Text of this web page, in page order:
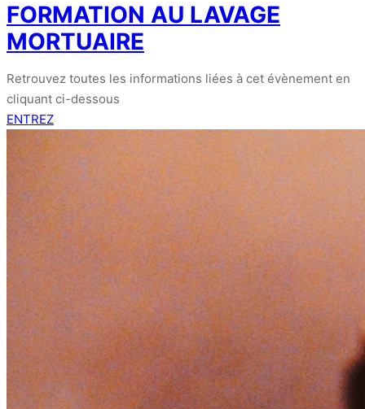
FORMATION AU LAVAGE
MORTUAIRE
Retrouvez toutes les informations liées à cet évènement en
cliquant ci-dessous
ENTREZ